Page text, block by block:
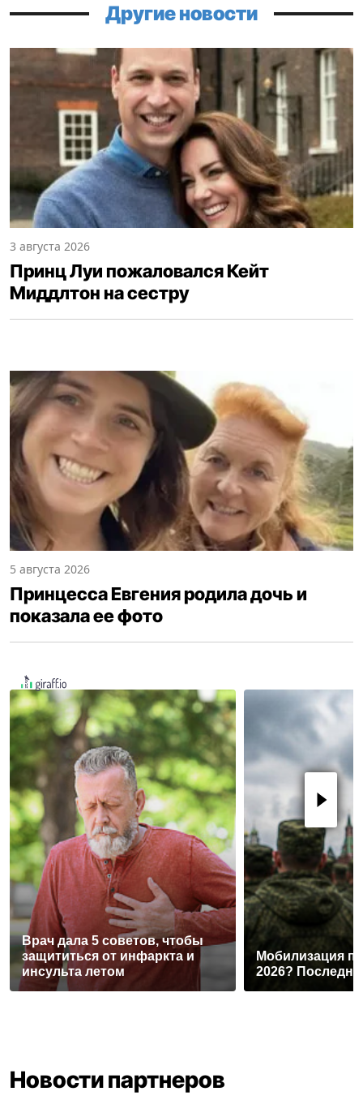
Другие новости
3 августа 2026
Принц Луи пожаловался Кейт
Миддлтон на сестру
5 августа 2026
Принцесса Евгения родила дочь и
показала ее фото
Врач дала 5 советов, чтобы
защититься от инфаркта и
инсульта летом
Мобилизация
2026?
Новости партнеров